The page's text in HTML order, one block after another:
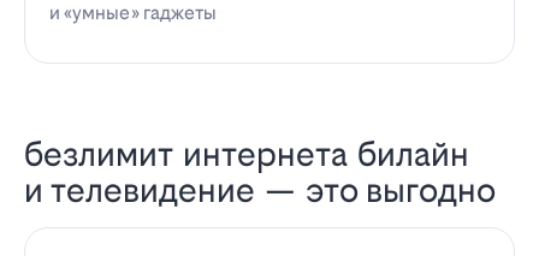
и «умные» гаджеты
безлимит интернета билайн
и телевидение — это выгодно